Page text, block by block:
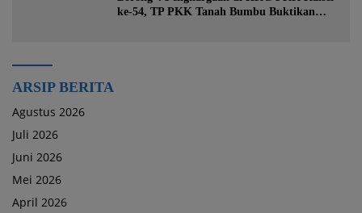
ke-54, TP PKK Tanah Bumbu Buktikan
ARSIP BERITA
Agustus 2026
Juli 2026
Juni 2026
Mei 2026
April 2026